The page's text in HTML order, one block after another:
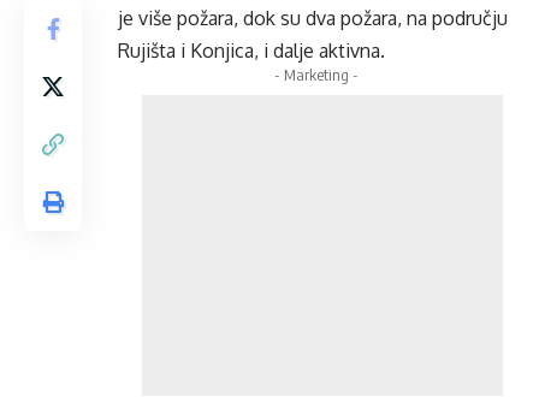
je više požara, dok su dva požara, na području
Rujišta i Konjica, i dalje aktivna.
- Marketing -